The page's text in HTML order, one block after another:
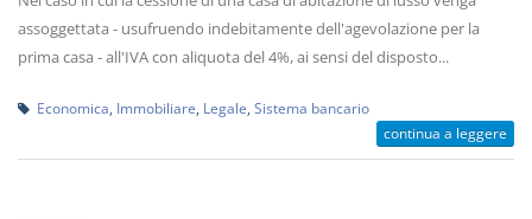
assoggettata - usufruendo indebitamente dell'agevolazione per la
prima casa - all'IVA con aliquota del 4%, ai sensi del disposto...
Economica Immobiliare Legale Sistema bancario
continua a leggere